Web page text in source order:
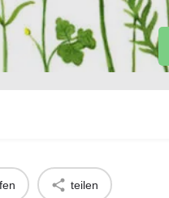
teilen